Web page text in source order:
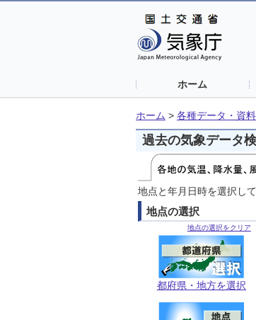
ホーム
ホーム > 各種データ・資料
過去の気象データ
地点と年月日時を選択し
地点の選択
地点の選択をクリア
都府県・地方を選択